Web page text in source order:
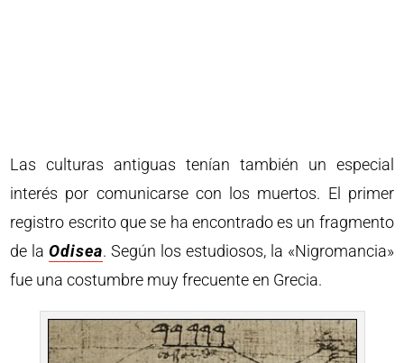
Las culturas antiguas tenían también un especial
interés por comunicarse con los muertos. El primer
registro escrito que se ha encontrado es un fragmento
de laOdisea. Según los estudiosos, la «Nigromancia»
fue una costumbre muy frecuente en Grecia.